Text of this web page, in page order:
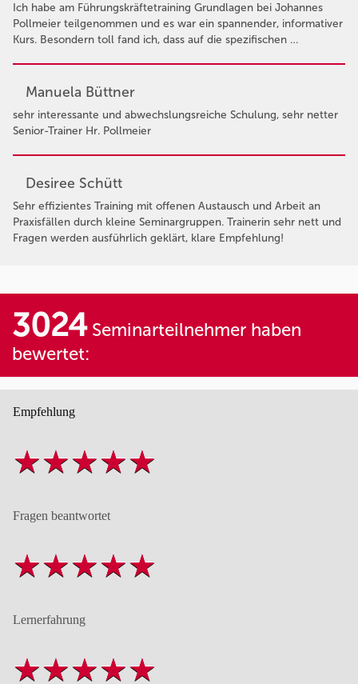
Ich habe am Führungskräftetraining Grundlagen bei Johannes
Pollmeier teilgenommen und es war ein spannender, informativer
Kurs. Besondern toll fand ich, dass auf die spezifischen …
Manuela Büttner
sehr interessante und abwechslungsreiche Schulung, sehr netter
Senior-Trainer Hr. Pollmeier
Desiree Schütt
Sehr effizientes Training mit offenen Austausch und Arbeit an
Praxisfällen durch kleine Seminargruppen. Trainerin sehr nett und
Fragen werden ausführlich geklärt, klare Empfehlung!
3024Seminarteilnehmer haben
bewertet:
Empfehlung
Fragen beantwortet
Lernerfahrung